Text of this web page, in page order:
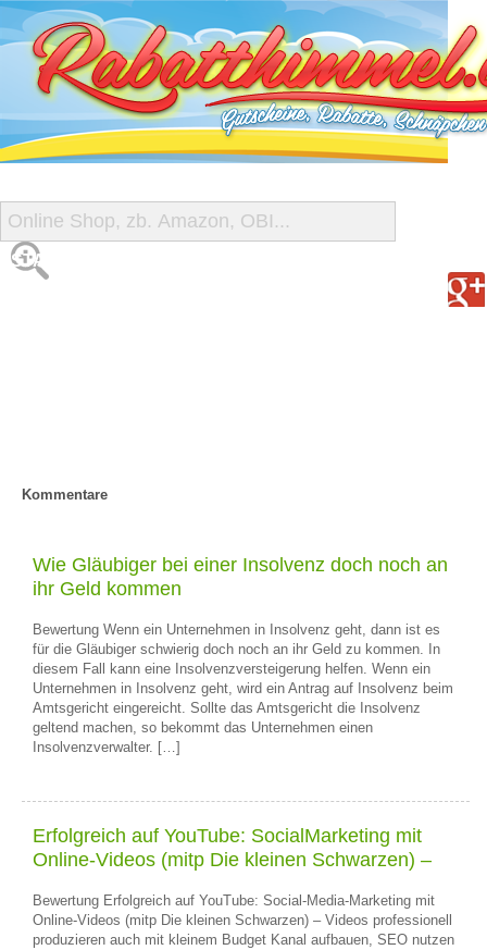
START
Kommentare
Wie Gläubiger bei einer Insolvenz doch noch an
ihr Geld kommen
Bewertung Wenn ein Unternehmen in Insolvenz geht, dann ist es
für die Gläubiger schwierig doch noch an ihr Geld zu kommen. In
diesem Fall kann eine Insolvenzversteigerung helfen. Wenn ein
Unternehmen in Insolvenz geht, wird ein Antrag auf Insolvenz beim
Amtsgericht eingereicht. Sollte das Amtsgericht die Insolvenz
geltend machen, so bekommt das Unternehmen einen
Insolvenzverwalter. […]
Erfolgreich auf YouTube: SocialMarketing mit
Online-Videos (mitp Die kleinen Schwarzen) –
Bewertung Erfolgreich auf YouTube: Social-Media-Marketing mit
Online-Videos (mitp Die kleinen Schwarzen) – Videos professionell
produzieren auch mit kleinem Budget Kanal aufbauen, SEO nutzen